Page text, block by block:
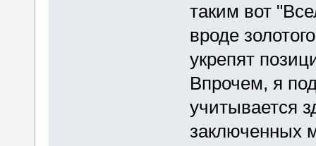
таким вот
вроде
укрепят
Впрочем, я
учитывается
заключенных